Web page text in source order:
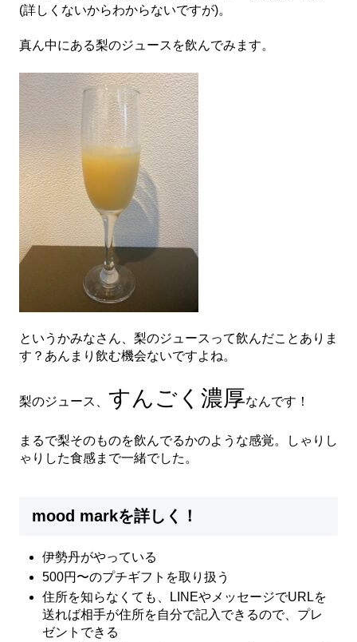
(詳しくないからわからないですが)。
真ん中にある梨のジュースを飲んでみます。
というかみなさん、梨のジュースって飲んだことありま
す？あんまり飲む機会ないですよね。
梨のジュース、 すんごく濃厚なんです！
まるで梨そのものを飲んでるかのような感覚。しゃりし
ゃりした食感まで一緒でした。
mood markを詳しく！
伊勢丹がやっている
500円〜のプチギフトを取り扱う
住所を知らなくても、LINEやメッセージでURLを
送れば相手が住所を自分で記入できるので、プレ
ゼントできる